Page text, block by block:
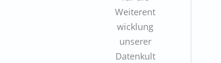
Weiterent
wicklung
unserer
Datenkult